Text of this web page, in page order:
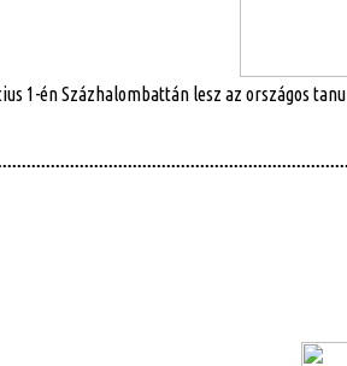
1-én Százhalombattán lesz az országos